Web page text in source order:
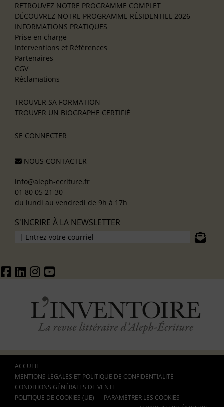
RETROUVEZ NOTRE PROGRAMME COMPLET
DÉCOUVREZ NOTRE PROGRAMME RÉSIDENTIEL 2026
INFORMATIONS PRATIQUES
Prise en charge
Interventions et Références
Partenaires
CGV
Réclamations
TROUVER SA FORMATION
TROUVER UN BIOGRAPHE CERTIFIÉ
SE CONNECTER
NOUS CONTACTER
info@aleph-ecriture.fr
01 80 05 21 30
du lundi au vendredi de 9h à 17h
S'INCRIRE À LA NEWSLETTER
ACCUEIL
MENTIONS LÉGALES ET POLITIQUE DE CONFIDENTIALITÉ
CONDITIONS GÉNÉRALES DE VENTE
POLITIQUE DE COOKIES (UE)
PARAMÉTRER LES COOKIES